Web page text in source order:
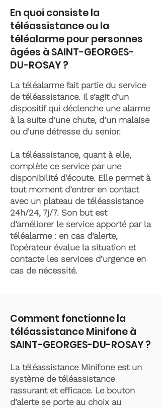
En quoi consiste la
téléassistance ou la
téléalarme pour personnes
âgées à SAINT-GEORGES-
DU-ROSAY ?
La téléalarme fait partie du service
de téléassistance. Il s’agit d’un
dispositif qui déclenche une alarme
à la suite d’une chute, d’un malaise
ou d'une détresse du senior.
La téléassistance, quant à elle,
complète ce service par une
disponibilité d'écoute. Elle permet à
tout moment d’entrer en contact
avec un plateau de téléassistance
24h/24, 7j/7. Son but est
d’améliorer le service apporté par la
téléalarme : en cas d’alerte,
l’opérateur évalue la situation et
contacte les services d’urgence en
cas de nécessité.
Comment fonctionne la
téléassistance Minifone à
SAINT-GEORGES-DU-ROSAY ?
La téléassistance Minifone est un
système de téléassistance
rassurant et efficace. Le bouton
d’alerte se porte au choix au